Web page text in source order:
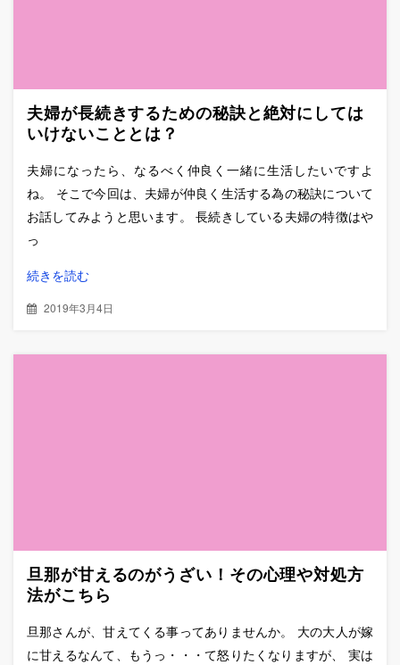
夫婦が長続きするための秘訣と絶対にしては
いけないこととは？
夫婦になったら、なるべく仲良く一緒に生活したいですよ
ね。 そこで今回は、夫婦が仲良く生活する為の秘訣について
お話してみようと思います。 長続きしている夫婦の特徴はや
っ
続きを読む
2019年3月4日
旦那が甘えるのがうざい！その心理や対処方
法がこちら
旦那さんが、甘えてくる事ってありませんか。 大の大人が嫁
に甘えるなんて、もうっ・・・て怒りたくなりますが、 実は